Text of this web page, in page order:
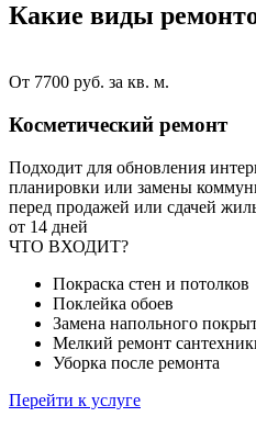
Какие виды
От 7700 руб. за кв. м.
Косметический ремонт
Подходит для обновления
планировки или замены
перед продажей или сдачей
от 14 дней
ЧТО ВХОДИТ?
Покраска стен и потолков
Поклейка обоев
Замена напольного
Мелкий ремонт
Уборка после ремонта
Перейти к услуге